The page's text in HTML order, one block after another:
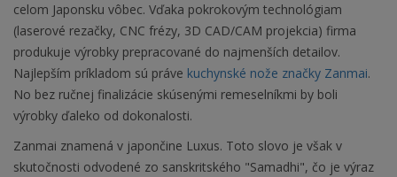
celom Japonsku vôbec. Vďaka pokrokovým technológiam
(laserové rezačky, CNC frézy, 3D CAD/CAM projekcia) firma
produkuje výrobky prepracované do najmenších detailov.
Najlepším príkladom sú práve kuchynské nože značky Zanmai.
No bez ručnej finalizácie skúsenými remeselníkmi by boli
výrobky ďaleko od dokonalosti.
Zanmai znamená v japončine Luxus. Toto slovo je však v
skutočnosti odvodené zo sanskritského "Samadhi", čo je výraz